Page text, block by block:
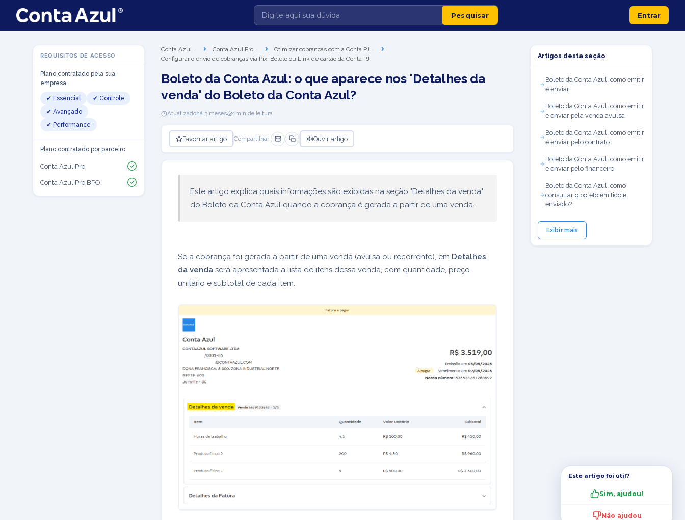
Entrar
REQUISITOS DE ACESSO
Plano contratado pela sua
empresa
✔ Essencial
✔ Controle
✔ Avançado
✔ Performance
Plano contratado por parceiro
Conta Azul Pro
Conta Azul Pro BPO
Conta Azul Conta Azul Pro
Otimizar cobranças com a Conta PJ
Configurar o envio de cobranças via Pix, Boleto ou Link de cartão da Conta PJ
Boleto da Conta Azul: o que aparece nos 'Detalhes da
venda' do Boleto da Conta Azul?
Atualizadohá 3 meses 1min de leitura
Favoritar artigo Compartilhar: Ouvir artigo
Este artigo explica quais informações são exibidas na seção "Detalhes da venda"
do Boleto da Conta Azul quando a cobrança é gerada a partir de uma venda.
Se a cobrança foi gerada a partir de uma venda (avulsa ou recorrente), em Detalhes
da venda será apresentada a lista de itens dessa venda, com quantidade, preço
unitário e subtotal de cada item.
Artigos desta seção
Boleto da Conta Azul: como emitir
e enviar
Boleto da Conta Azul: como emitir
e enviar pela venda avulsa
Boleto da Conta Azul: como emitir
e enviar pelo contrato
Boleto da Conta Azul: como emitir
e enviar pelo financeiro
Boleto da Conta Azul: como
consultar o boleto emitido e
enviado?
Exibir mais
Este artigo foi útil?
Sim, ajudou!
Não ajudou